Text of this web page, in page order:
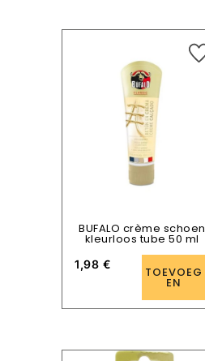
BUFALO crème schoen
kleurloos tube 50 ml
1,98 €
TOEVOEG
EN